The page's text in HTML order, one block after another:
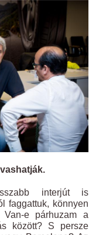
interjút is
faggattuk, könnyen
Van-e párhuzam a
között? S persze